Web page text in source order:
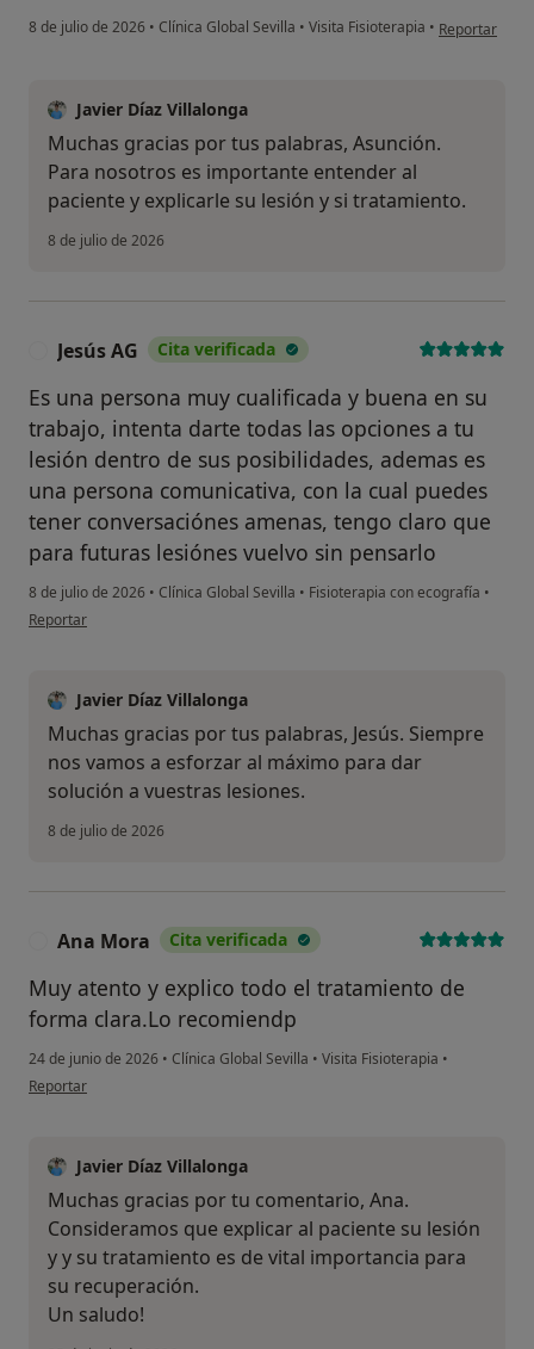
8 de julio de 2026 • Clínica Global Sevilla • Visita Fisioterapia • en opinión
Reportar
Javier Díaz Villalonga
Muchas gracias por tus palabras, Asunción.
Para nosotros es importante entender al
paciente y explicarle su lesión y si tratamiento.
8 de julio de 2026
Jesús AG Cita verificada
Es una persona muy cualificada y buena en su
trabajo, intenta darte todas las opciones a tu
lesión dentro de sus posibilidades, ademas es
una persona comunicativa, con la cual puedes
tener conversaciónes amenas, tengo claro que
para futuras lesiónes vuelvo sin pensarlo
8 de julio de 2026 • Clínica Global Sevilla • Fisioterapia con ecografía •
en opinión del usuario Jesús AG
Reportar
Javier Díaz Villalonga
Muchas gracias por tus palabras, Jesús. Siempre
nos vamos a esforzar al máximo para dar
solución a vuestras lesiones.
8 de julio de 2026
Ana Mora Cita verificada
Muy atento y explico todo el tratamiento de
forma clara.Lo recomiendp
24 de junio de 2026 • Clínica Global Sevilla • Visita Fisioterapia •
en opinión del usuario Ana Mora
Reportar
Javier Díaz Villalonga
Muchas gracias por tu comentario, Ana.
Consideramos que explicar al paciente su lesión
y y su tratamiento es de vital importancia para
su recuperación.
Un saludo!